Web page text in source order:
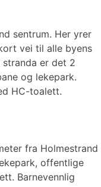
sentrum. Her yrer
vei til alle byens
er det 2
og lekepark.
HC-toalett.
fra Holmestrand
offentlige
Barnevennlig